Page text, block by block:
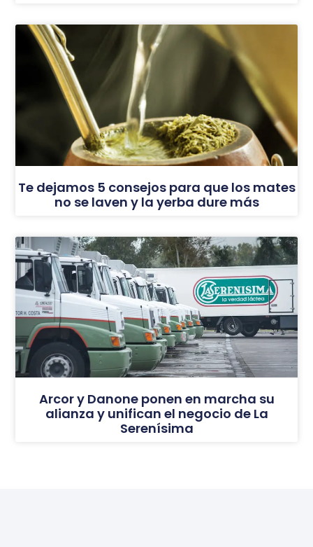
Te dejamos 5 consejos para que los mates
no se laven y la yerba dure más
Arcor y Danone ponen en marcha su
alianza y unifican el negocio de La
Serenísima